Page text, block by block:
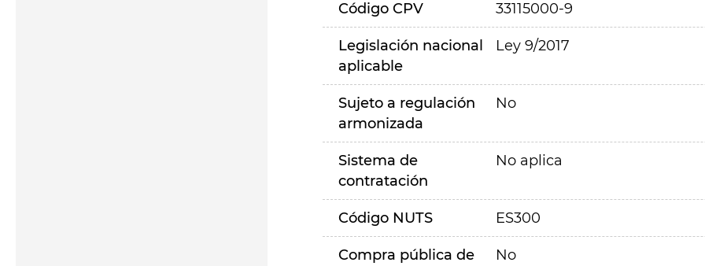
Código CPV 33115000-9
Legislación nacional
aplicable
Ley 9/2017
Sujeto a regulación
armonizada
No
Sistema de
contratación
No aplica
Código NUTS ES300
Compra pública de
No